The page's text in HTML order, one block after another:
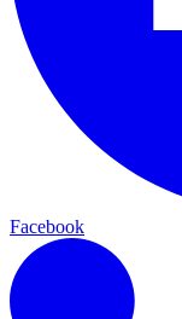
Facebook